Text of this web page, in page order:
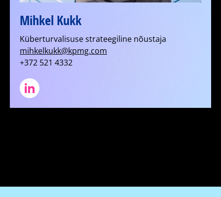
Mihkel Kukk
Küberturvalisuse strateegiline nõustaja
mihkelkukk@kpmg.com
+372 521 4332